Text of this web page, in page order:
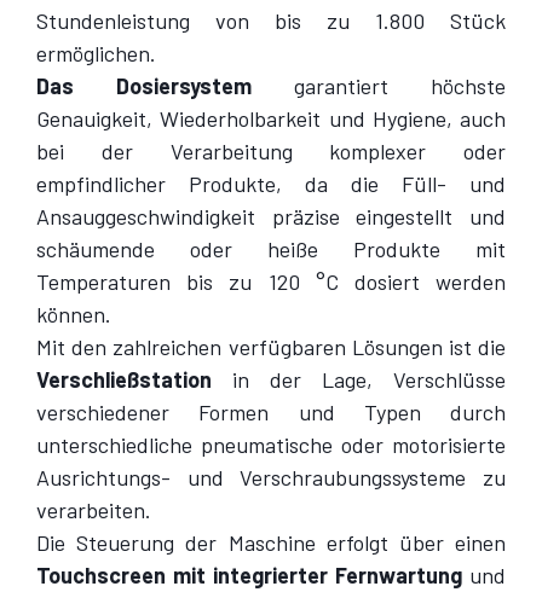
Stundenleistung von bis zu 1.800 Stück
ermöglichen.
Das Dosiersystem garantiert höchste
Genauigkeit, Wiederholbarkeit und Hygiene, auch
bei der Verarbeitung komplexer oder
empfindlicher Produkte, da die Füll- und
Ansauggeschwindigkeit präzise eingestellt und
schäumende oder heiße Produkte mit
Temperaturen bis zu 120 °C dosiert werden
können.
Mit den zahlreichen verfügbaren Lösungen ist die
Verschließstation in der Lage, Verschlüsse
verschiedener Formen und Typen durch
unterschiedliche pneumatische oder motorisierte
Ausrichtungs- und Verschraubungssysteme zu
verarbeiten.
Die Steuerung der Maschine erfolgt über einen
Touchscreen mit integrierter Fernwartung und